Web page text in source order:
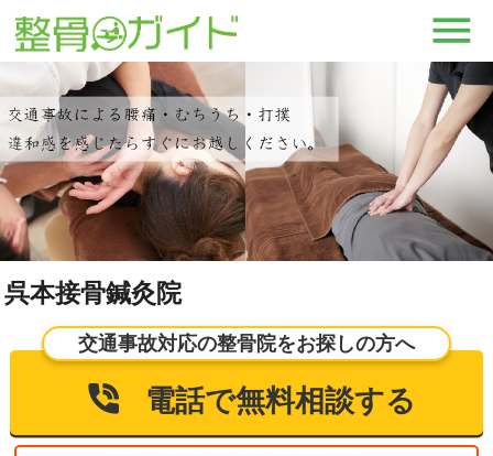
呉本接骨鍼灸院
交通事故対応の整骨院をお探しの方へ
電話で無料相談する